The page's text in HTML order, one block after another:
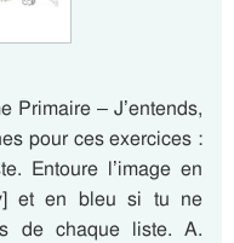
Primaire – J’entends,
pour ces exercices :
Entoure l’image en
et en bleu si tu ne
de chaque liste. A.